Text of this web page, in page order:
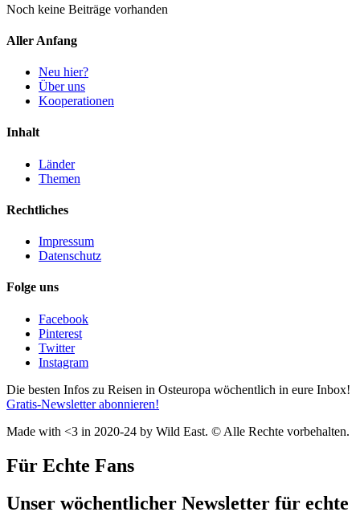
Noch keine Beiträge vorhanden
Aller Anfang
Neu hier?
Über uns
Kooperationen
Inhalt
Länder
Themen
Rechtliches
Impressum
Datenschutz
Folge uns
Facebook
Pinterest
Twitter
Instagram
Die besten Infos zu Reisen in Osteuropa wöchentlich in eure Inbox!
Gratis-Newsletter abonnieren!
Made with <3 in 2020-24 by Wild East. © Alle Rechte vorbehalten.
Für Echte Fans
Unser wöchentlicher Newsletter für echte